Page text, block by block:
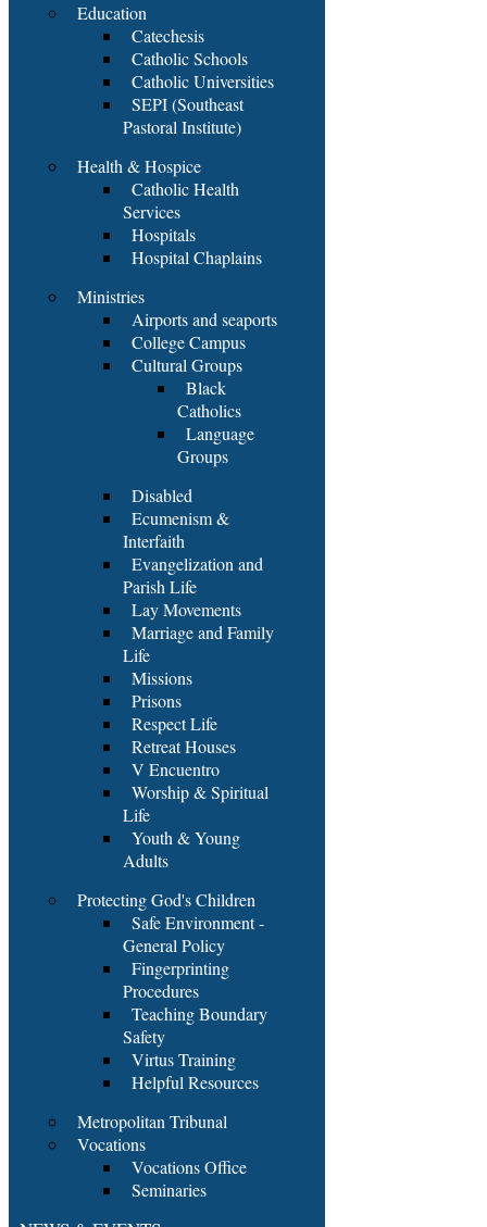
Education
Catechesis
Catholic Schools
Catholic Universities
SEPI (Southeast
Pastoral Institute)
Health & Hospice
Catholic Health
Services
Hospitals
Hospital Chaplains
Ministries
Airports and seaports
College Campus
Cultural Groups
Black
Catholics
Language
Groups
Disabled
Ecumenism &
Interfaith
Evangelization and
Parish Life
Lay Movements
Marriage and Family
Life
Missions
Prisons
Respect Life
Retreat Houses
V Encuentro
Worship & Spiritual
Life
Youth & Young
Adults
Protecting God's Children
Safe Environment -
General Policy
Fingerprinting
Procedures
Teaching Boundary
Safety
Virtus Training
Helpful Resources
Metropolitan Tribunal
Vocations
Vocations Office
Seminaries